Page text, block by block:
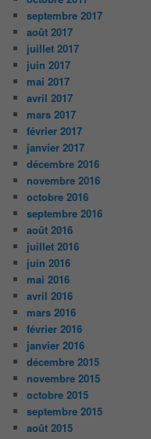
septembre 2017
août 2017
juillet 2017
juin 2017
mai 2017
avril 2017
mars 2017
février 2017
janvier 2017
décembre 2016
novembre 2016
octobre 2016
septembre 2016
août 2016
juillet 2016
juin 2016
mai 2016
avril 2016
mars 2016
février 2016
janvier 2016
décembre 2015
novembre 2015
octobre 2015
septembre 2015
août 2015